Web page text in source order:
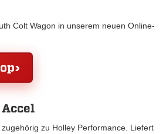
Colt Wagon in unserem neuen Online-
Accel
zugehörig zu Holley Performance. Liefert